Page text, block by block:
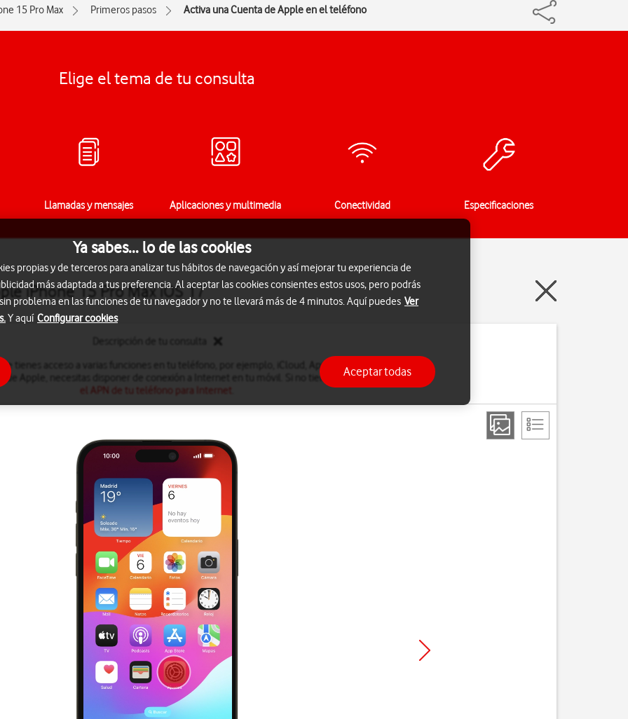
15 Pro Max Primeros pasos Activa una Cuenta de Apple en el teléfono
Elige el tema de tu consulta
Llamadas y mensajes Aplicaciones y multimedia Conectividad Especificaciones
iPhone 15 Pro Max iOS 17
tienes acceso a varias funciones en tu teléfono, por ejemplo, iCloud, App Store y iTunes. Para
de Apple, necesitas disponer de conexión a Internet en tu móvil. Si no tienes, puedesconfigurar
el APN de tu teléfono para Internet
Ya sabes... lo de las cookies
propias y de terceros para analizar tus hábitos de navegación y así mejorar tu experiencia de
más adaptada a tus preferencia. Al aceptar las cookies consientes estos usos, pero podrás
problema en las funciones de tu navegador y no te llevará más de 4 minutos. Aquí puedes Ver
Y aquí Configurar cookies
Aceptar todas